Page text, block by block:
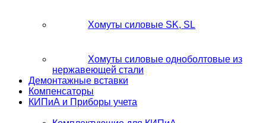
Хомуты силовые SK, SL
Хомуты силовые одноболтовые из
нержавеющей стали
Демонтажные вставки
Компенсаторы
КИПиА и Приборы учета